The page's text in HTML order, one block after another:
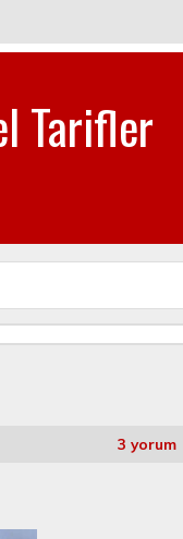
Tarifler
3 yorum